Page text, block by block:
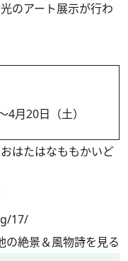
のアート展示が行わ
月20日（土）
はたはなももかいど
17/
の絶景＆風物詩を見る